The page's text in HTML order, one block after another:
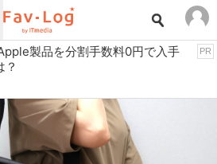
おもちゃ・ホビー
キッチン家電
製品を分割手数料0円で入手
？
PR